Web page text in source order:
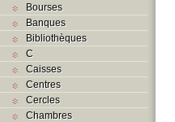
Bourses
Banques
Bibliothèques
C
Caisses
Centres
Cercles
Chambres